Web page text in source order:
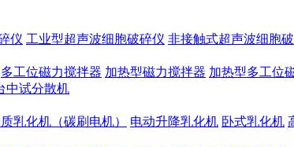
仪 工业型超声波细胞破碎仪 非接触式超声波细胞
多工位磁力搅拌器 加热型磁力搅拌器 加热型多工位
中试分散机
乳化机（碳刷电机） 电动升降乳化机 卧式乳化机